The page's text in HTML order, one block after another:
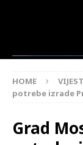
HOME
potrebe izrade